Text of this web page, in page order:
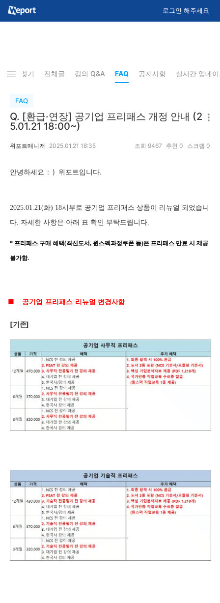
로그인 해주세요
즐겨찾기 전체글 강의 Q&A FAQ 공지사항 실시간 업데
FAQ
Q. [환급·연장] 공기업 프리패스 개정 안내 (2
5.01.21 18:00~)
위포트매니저 2025.01.21 18:35 조회 9467 추천 0 스크랩 0
안녕하세요 : ) 위포트 입니다.
2025.01.21(화) 18시부로 공기업 프리패스 상품이 리뉴얼 되었습니
다. 자세한 사항은 아래 표 확인 부탁드립니다.
* 프리패스 구매 혜택(최신도서, 윈스펙과정쿠폰 등)은 프리패스 만료 시 제공
불가함.
■ 공기업 프리패스 리뉴얼 변경사항
[기존]